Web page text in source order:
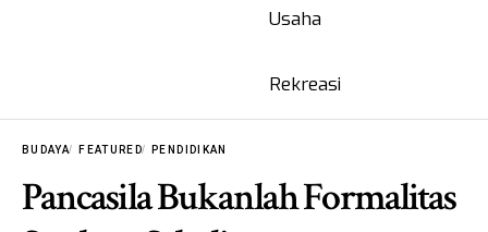
Usaha
Rekreasi
BUDAYA FEATURED PENDIDIKAN
Pancasila Bukanlah Formalitas